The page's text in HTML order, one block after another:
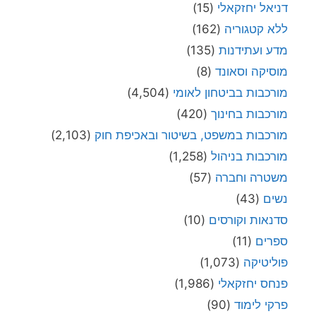
דניאל יחזקאלי (15)
ללא קטגוריה (162)
מדע ועתידנות (135)
מוסיקה וסאונד (8)
מורכבות בביטחון לאומי (4,504)
מורכבות בחינוך (420)
מורכבות במשפט, בשיטור ובאכיפת חוק (2,103)
מורכבות בניהול (1,258)
משטרה וחברה (57)
נשים (43)
סדנאות וקורסים (10)
ספרים (11)
פוליטיקה (1,073)
פנחס יחזקאלי (1,986)
פרקי לימוד (90)